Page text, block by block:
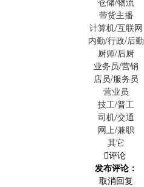
带货主播
计算机/互联网
内勤/行政/后勤
厨师/后厨
业务员/营销
店员/服务员
营业员
技工/普工
司机/交通
网上/兼职
其它
评论
发布评论：
取消回复